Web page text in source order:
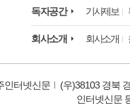
독자공간 기사제보
회사소개 회사소개
인터넷신문 (우)38103 경북
인터넷신문